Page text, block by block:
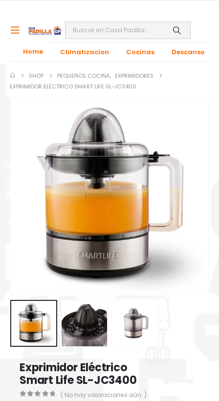
Home Climatizacion Cocinas Descanso
SHOP PEQUEÑOS COCINA, EXPRIMIDORES
EXPRIMIDOR ELÉCTRICO SMART LIFE SL-JC3400
Exprimidor Eléctrico
Smart Life SL-JC3400
( No hay valoraciones aún. )